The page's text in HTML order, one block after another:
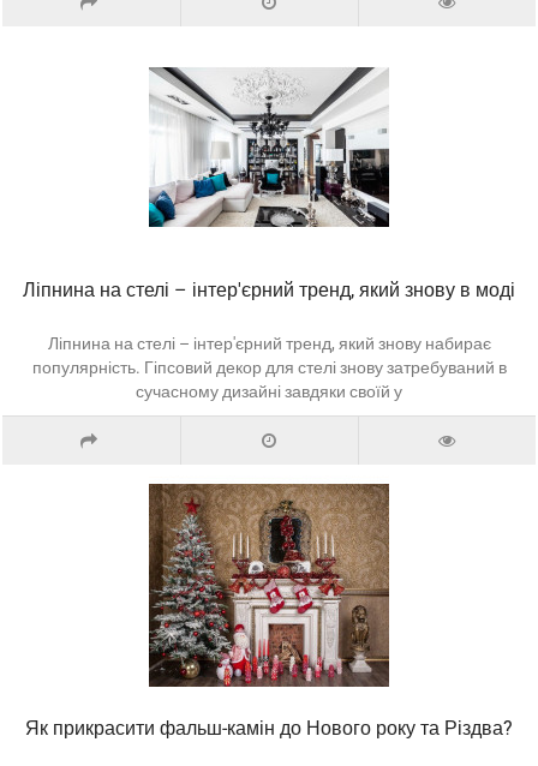
Ліпнина на стелі – інтер'єрний тренд, який знову в моді
Ліпнина на стелі – інтер'єрний тренд, який знову набирає
популярність. Гіпсовий декор для стелі знову затребуваний в
сучасному дизайні завдяки своїй у
Як прикрасити фальш-камін до Нового року та Різдва?